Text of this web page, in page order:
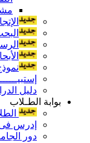
دليل
بوابة الطـلاب
إدرس فى
دور